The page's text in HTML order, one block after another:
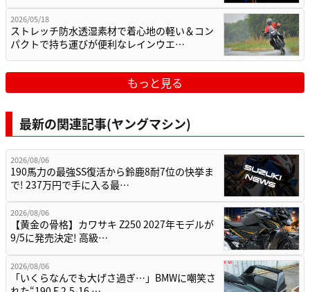
2026/05/18
ストレッチ防水透湿素材で着心地の軽い＆コン
パクトで持ち運びが便利なレインウエ…
もっと見る
最新の関連記事(ヤングマシン)
2026/08/06
190馬力の最強SS復活から鈴鹿8耐7位の快挙ま
で! 237万円で手に入る最…
2026/08/06
【黄金の骨格】カワサキ Z250 2027年モデルが
9/5に発売決定! 高級…
2026/08/06
「いくらなんでも大げさ過ぎ…」BMWに嘲笑さ